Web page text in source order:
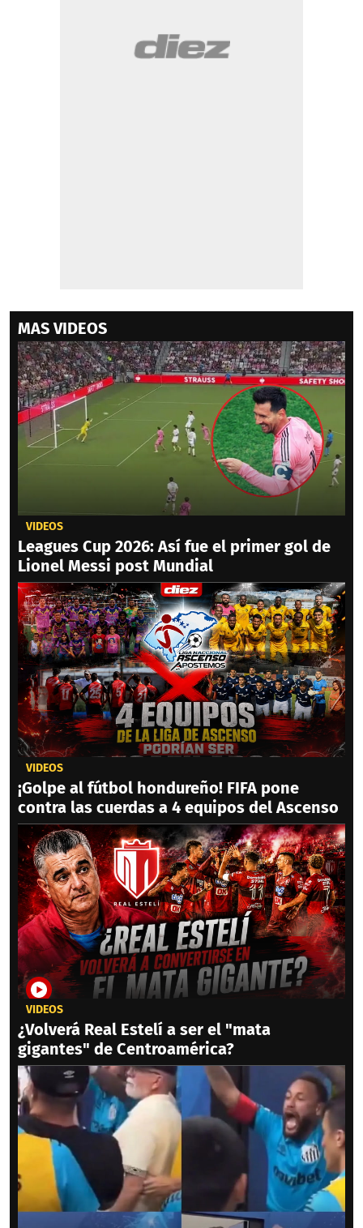
MAS VIDEOS
VIDEOS
Leagues Cup 2026: Así fue el primer gol de
Lionel Messi post Mundial
VIDEOS
¡Golpe al fútbol hondureño! FIFA pone
contra las cuerdas a 4 equipos del Ascenso
VIDEOS
¿Volverá Real Estelí a ser el "mata
gigantes" de Centroamérica?